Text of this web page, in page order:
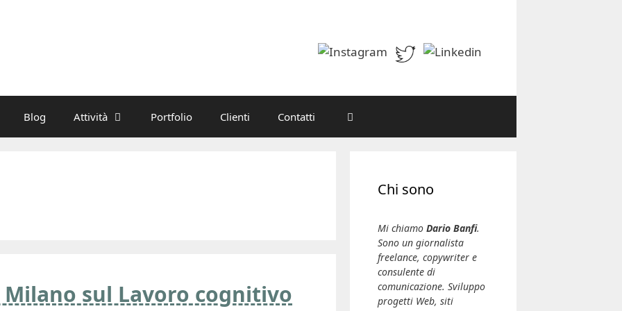
Blog Attività Portfolio Clienti Contatti
sul Lavoro cognitivo
Chi sono
Mi chiamo Dario Banfi.
Sono un giornalista
freelance, copywriter e
consulente di
comunicazione. Sviluppo
progetti Web, siti